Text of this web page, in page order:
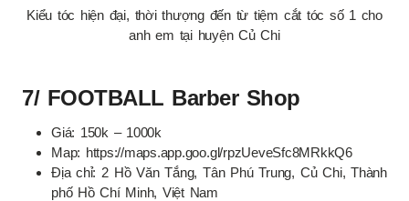
Kiểu tóc hiện đại, thời thượng đến từ tiệm cắt tóc số 1 cho
anh em tại huyện Củ Chi
7/ FOOTBALL Barber Shop
Giá: 150k – 1000k
Map: https://maps.app.goo.gl/rpzUeveSfc8MRkkQ6
Địa chỉ: 2 Hồ Văn Tắng, Tân Phú Trung, Củ Chi, Thành
phố Hồ Chí Minh, Việt Nam